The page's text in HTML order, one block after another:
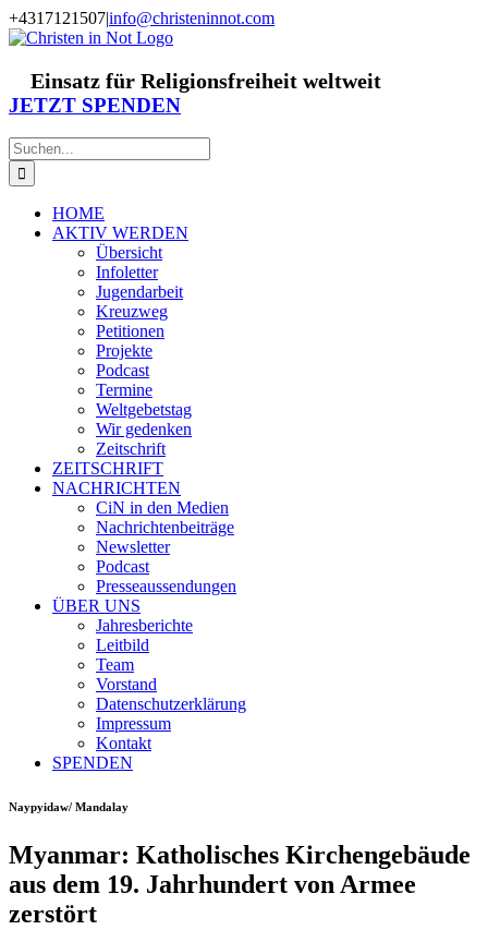
Zum
Inhalt
+4317121507|info@christeninnot.com
Facebook
Instagram
X
Spenden
Newsletter
Einsatz für Religionsfreiheit weltweit
JETZT SPENDEN
Suche
nach:
HOME
AKTIV WERDEN
Übersicht
Infoletter
Jugendarbeit
Kreuzweg
Petitionen
Projekte
Podcast
Termine
Weltgebetstag
Wir gedenken
Zeitschrift
ZEITSCHRIFT
NACHRICHTEN
CiN in den Medien
Nachrichtenbeiträge
Newsletter
Podcast
Presseaussendungen
ÜBER UNS
Jahresberichte
Leitbild
Team
Vorstand
Datenschutzerklärung
Impressum
Kontakt
SPENDEN
Naypyidaw/ Mandalay
Myanmar: Katholisches Kirchengebäude
aus dem 19. Jahrhundert von Armee
zerstört